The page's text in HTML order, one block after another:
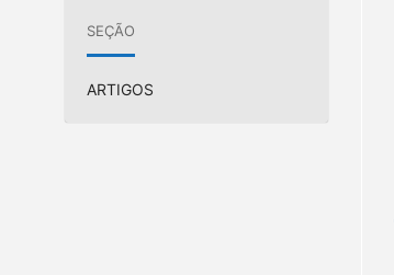
SEÇÃO
ARTIGOS